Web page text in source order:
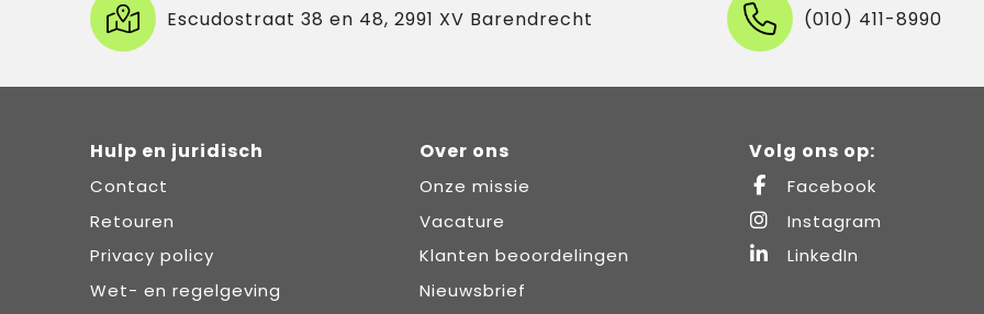
Escudostraat 38 en 48, 2991 XV Barendrecht (010) 411-8990
Hulp en juridisch
Contact
Retouren
Privacy policy
Wet- en regelgeving
Over ons
Onze missie
Vacature
Klanten beoordelingen
Nieuwsbrief
Volg ons op:
Facebook
Instagram
LinkedIn